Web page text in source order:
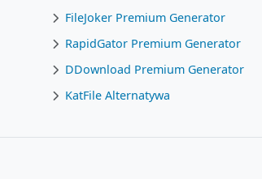
FileJoker Premium Generator
RapidGator Premium Generator
DDownload Premium Generator
KatFile Alternatywa